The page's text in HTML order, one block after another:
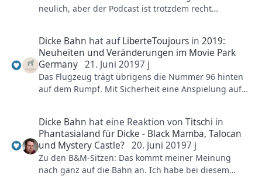
Mag sein, dass dies eine Fehlentwicklung des
offen angesprochen werden können, weil es immer
direkt in gegenseitiger Stigmatisierung endet.
Auf der anderen Seite ist es viel zu einfach die
großen gesellschaftlichen Probleme unserer Zeit zum
"big bad wolf" für alles und jenes zu machen. Weil
sich aus dieser Ansichtsweise ja nichts ergibt außer
schnell eh nicht ändern lassen. Nur weil man weiß,
dass das Ruhrgebiet Schwierigkeiten hat, ist die
Frage "Warum hat der Movie Park ein
[vermeintliches] Problem mit seinen Gästen?" ja nicht
zufriedenstellend beantwortet. Also: Woran hat et
den kompletten Tempel kernzusanieren. Die Bahn
neulich, aber der Podcast ist trotzdem recht
Dicke Bahn hat aufLiberteToujours in2019:
Neuheiten und Veränderungen im Movie Park
Germany 21. Juni 20197 j
Das Flugzeug trägt übrigens die Nummer 96 hinten
auf dem Rumpf. Mit Sicherheit eine Anspielung auf
Dicke Bahn hat eine Reaktion vonTitschi in
Phantasialand für Dicke - Black Mamba, Talocan
und Mystery Castle? 20. Juni 20197 j
Zu den B&M-Sitzen: Das kommt meiner Meinung
nach ganz auf die Bahn an. Ich habe bei diesem